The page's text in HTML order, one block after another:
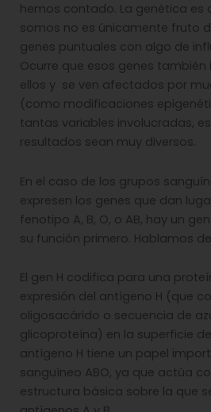
hemos contado. La genética es
somos no es únicamente fruto
genes puntuales con algo de
Ocurre que esos genes
ellos y se ven afectados por
(como modificaciones
tantas variables involucradas,
resultados sean muy diversos.
En el caso de los grupos
expresen los genes que dan
fenotipo A, B, O, o AB, hay un
su función primero. Hablamos
El gen H codifica para una
expresión del antígeno H (que
oligosacárido o secuencia de
glicoproteína) en la superficie
antígeno H tiene un papel
sanguíneo ABO, ya que actúa
estructura básica sobre la que